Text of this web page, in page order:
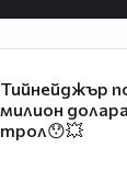
Тийнейджър
милион
трол😯💥